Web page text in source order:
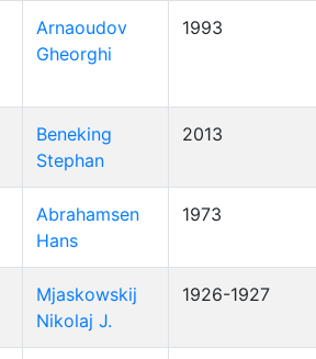
Arnaoudov
Gheorghi
1993
Beneking
Stephan
2013
Abrahamsen
Hans
1973
Mjaskowskij
Nikolaj J.
1926-1927